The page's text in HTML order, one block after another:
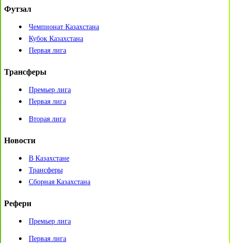
Футзал
Чемпионат Казахстана
Кубок Казахстана
Первая лига
Трансферы
Премьер лига
Первая лига
Вторая лига
Новости
В Казахстане
Трансферы
Сборная Казахстана
Рефери
Премьер лига
Первая лига